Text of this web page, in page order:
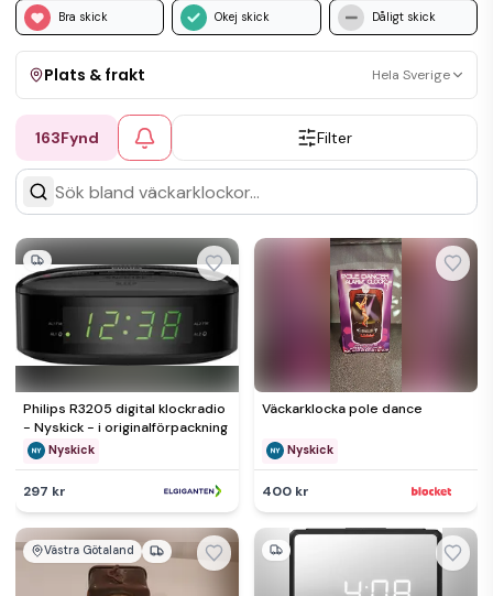
Bra skick Okej skick Dåligt skick
Plats & frakt Hela Sverige
Visa allt Kan skickas Upphämtning
163Fynd Filter
Philips R3205 digital klockradio
- Nyskick - i originalförpackning
Nyskick
297 kr
Väckarklocka pole dance
Nyskick
400 kr
Västra Götaland